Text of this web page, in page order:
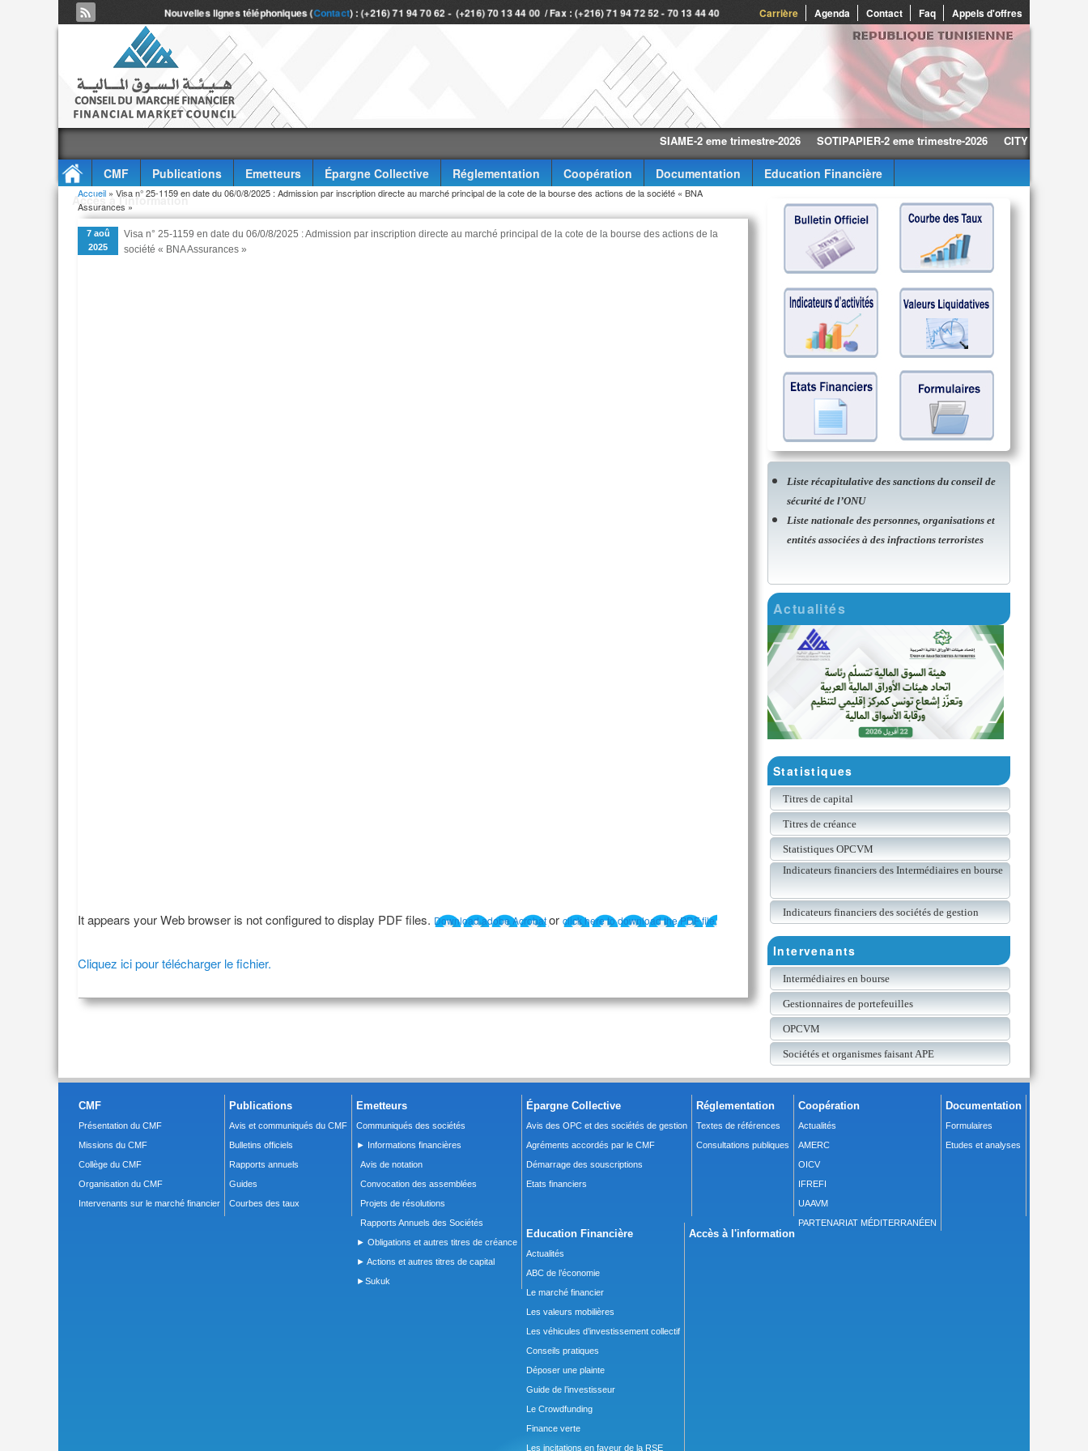
Carrière Agenda Contact Faq Appels d'offres
Nouvelles lignes téléphoniques (Contact) : (+216) 71 94 70 62 - (+216) 70 13 44 00 / Fax : (+216) 71 94 72 52 - 70 13 44 40
SIAME-2 eme trimestre-2026 SOTIPAPIER-2 eme trimestre-2026 CITY CARS-2 eme
CMF Publications Emetteurs Épargne Collective Réglementation Coopération Documentation
Education Financière
Accès à l'information
Vous êtes ici
Accueil » Visa n° 25-1159 en date du 06/0/8/2025 : Admission par inscription directe au marché principal de la cote de la bourse des actions de la société « BNA
Assurances »
7 aoû
2025
Visa n° 25-1159 en date du 06/0/8/2025 : Admission par inscription directe au marché principal de la cote de la bourse des actions de la
société « BNA Assurances »
It appears your Web browser is not configured to display PDF files. Download adobe Acrobator click here to download the PDF file.
Cliquez ici pour télécharger le fichier.
Liste récapitulative des sanctions du conseil de
sécurité de l’ONU
Liste nationale des personnes, organisations et
entités associées à des infractions terroristes
Actualités
Statistiques
Titres de capital
Titres de créance
Statistiques OPCVM
Indicateurs financiers des Intermédiaires en bourse
Indicateurs financiers des sociétés de gestion
Intervenants
Intermédiaires en bourse
Gestionnaires de portefeuilles
OPCVM
Sociétés et organismes faisant APE
CMF
Présentation du CMF
Missions du CMF
Collège du CMF
Organisation du CMF
Intervenants sur le marché financier
Publications
Avis et communiqués du CMF
Bulletins officiels
Rapports annuels
Guides
Courbes des taux
Emetteurs
Communiqués des sociétés
► Informations financières
Avis de notation
Convocation des assemblées
Projets de résolutions
Rapports Annuels des Sociétés
► Obligations et autres titres de créance
► Actions et autres titres de capital
►Sukuk
Épargne Collective
Avis des OPC et des sociétés de gestion
Agréments accordés par le CMF
Démarrage des souscriptions
Etats financiers
Réglementation
Textes de références
Consultations publiques
Coopération
Actualités
AMERC
OICV
IFREFI
UAAVM
PARTENARIAT MÉDITERRANÉEN
Documentation
Formulaires
Etudes et analyses
Education Financière
Actualités
ABC de l’économie
Le marché financier
Les valeurs mobilières
Les véhicules d’investissement collectif
Conseils pratiques
Déposer une plainte
Guide de l’investisseur
Le Crowdfunding
Finance verte
Les incitations en faveur de la RSE
Accès à l'information